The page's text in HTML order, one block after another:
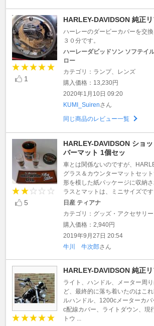
1
HARLEY-DAVIDSON 純正
ハーレーのダービーカバーを交
３０分です。
ハーレーダビッドソン ソフテイ
ロー
カテゴリ：ランプ、レンズ
購入価格：13,230円
2020年1月10日 09:20
KUMI_Suirenさん
同じ商品のレビュー一覧
5
HARLEY-DAVIDSON ショ
バーマット 1個セッ
車とは関係ないのですが、
グラス＆カウンターマットセッ
形を模した紙パッケージに収納
ラスとマットは、ミニサイズです
日産 ティアナ
カテゴリ：グッズ・アクセサリー
購入価格：2,940円
2019年9月27日 20:54
牛川 牛次郎さん
HARLEY-DAVIDSON 純正
ライト、ハンドル、メーター周
ど、最終的に落ち着いたのはこ
ルハンドル、1200cメーターカ
c配線カバー、ライトダウン、現
トウ ...